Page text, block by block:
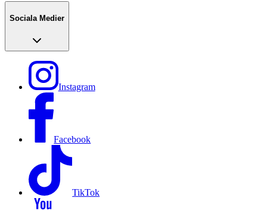
Sociala Medier
Instagram
Facebook
TikTok